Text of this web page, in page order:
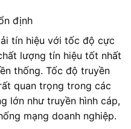
định
tín hiệu với tốc độ cực
lượng tín hiệu tốt nhất
thống. Tốc độ truyền
quan trọng trong các
lớn như truyền hình cáp,
mạng doanh nghiệp.